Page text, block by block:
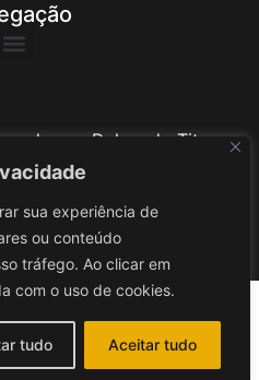
sua experiência de
ou conteúdo
tráfego. Ao clicar em
com o uso de cookies.
tudo Aceitar tudo
ao Delegado Tito
poriv3